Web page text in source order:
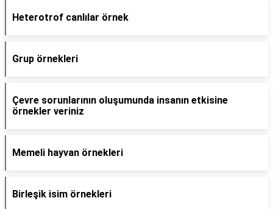
Heterotrof canlılar örnek
Grup örnekleri
Çevre sorunlarının oluşumunda insanın etkisine
örnekler veriniz
Memeli hayvan örnekleri
Birleşik isim örnekleri